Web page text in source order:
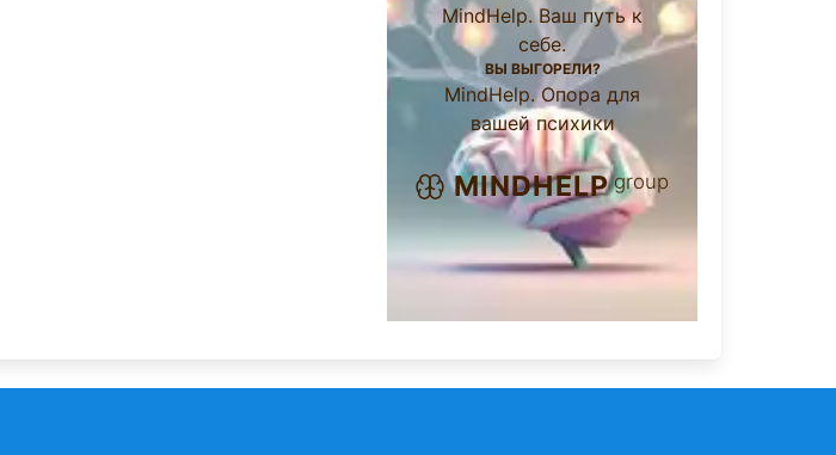
MindHelp. Ваш путь к
себе.
ВЫ ВЫГОРЕЛИ?
MindHelp. Опора для
вашей психики
MINDHELP group